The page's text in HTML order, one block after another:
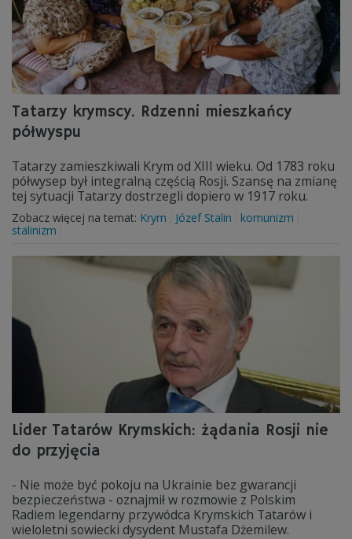
Tatarzy krymscy. Rdzenni mieszkańcy
półwyspu
Tatarzy zamieszkiwali Krym od XIII wieku. Od 1783 roku
półwysep był integralną częścią Rosji. Szansę na zmianę
tej sytuacji Tatarzy dostrzegli dopiero w 1917 roku.
Zobacz więcej na temat: Krym Józef Stalin
komunizm
stalinizm
Lider Tatarów Krymskich: żądania Rosji nie
do przyjęcia
- Nie może być pokoju na Ukrainie bez gwarancji
bezpieczeństwa - oznajmił w rozmowie z Polskim
Radiem legendarny przywódca Krymskich Tatarów i
wieloletni sowiecki dysydent Mustafa Dżemilew.